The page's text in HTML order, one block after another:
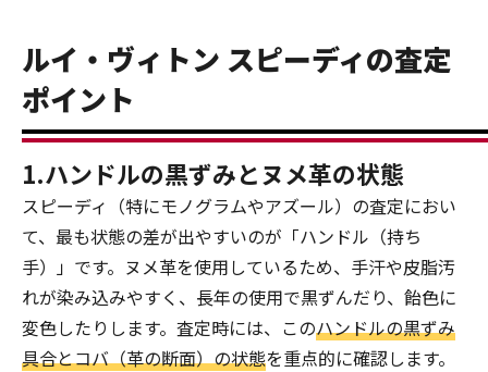
ルイ・ヴィトン スピーディの査定
ポイント
1.ハンドルの黒ずみとヌメ革の状態
スピーディ（特にモノグラムやアズール）の査定におい
て、最も状態の差が出やすいのが「ハンドル（持ち
手）」です。ヌメ革を使用しているため、手汗や皮脂汚
れが染み込みやすく、長年の使用で黒ずんだり、飴色に
変色したりします。査定時には、このハンドルの黒ずみ
具合とコバ（革の断面）の状態を重点的に確認します。